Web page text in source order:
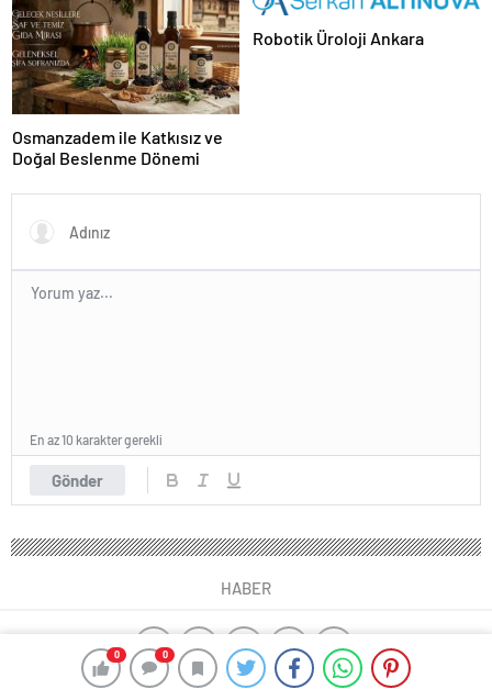
0 0
Osmanzadem ile Katkısız ve
Doğal Beslenme Dönemi
Robotik Üroloji Ankara
Gönder
En az 10 karakter gerekli
HABER